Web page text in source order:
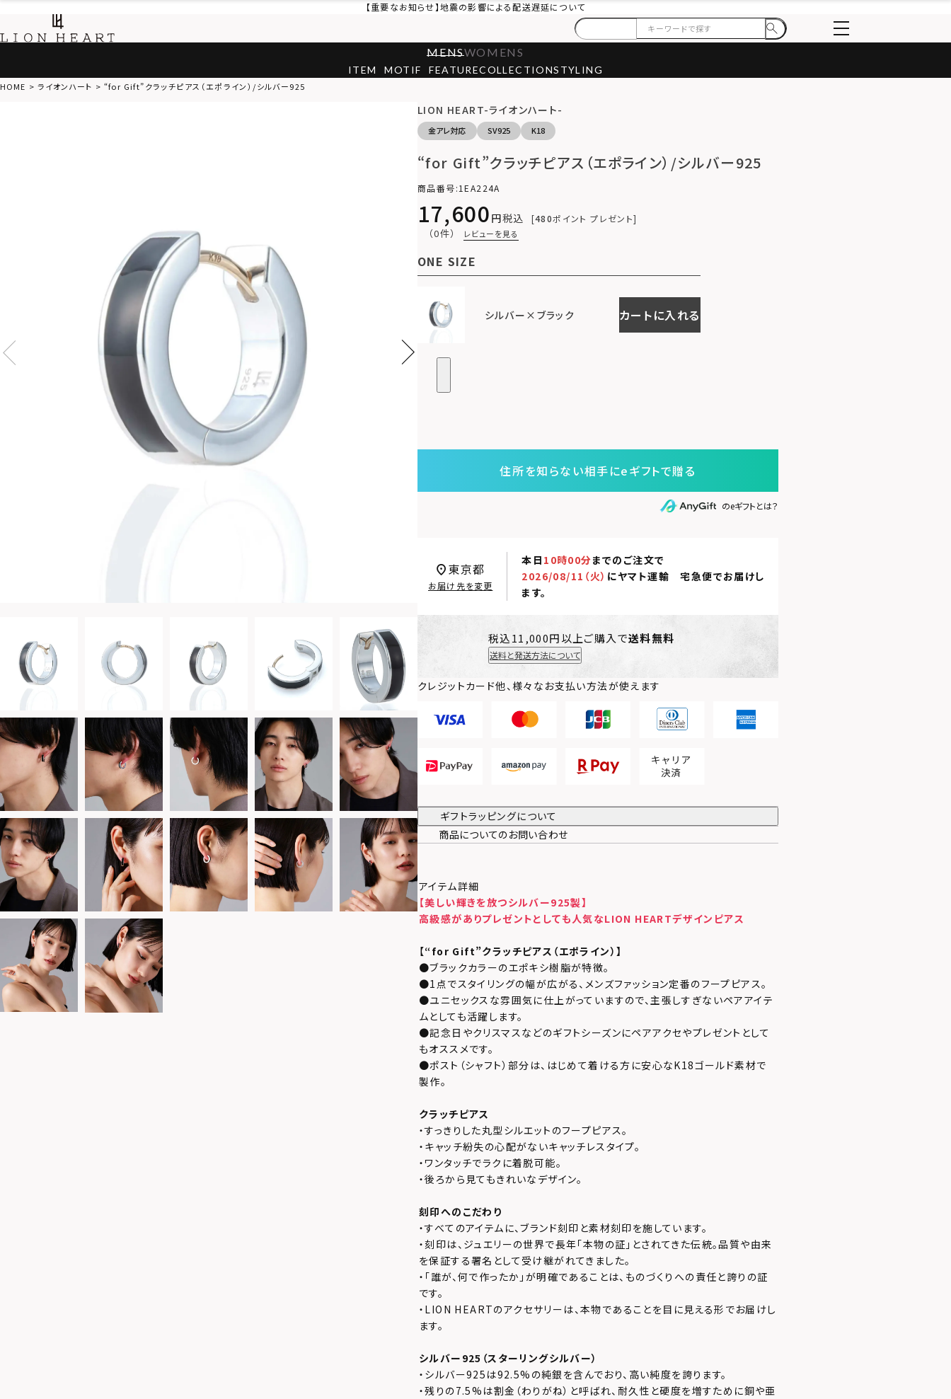
【重要なお知らせ】地震の影響による配送遅延について
MENSWOMENS
ITEM MOTIF FEATURECOLLECTIONSTYLING
HOME ライオンハート “for Gift”クラッチピアス（エポライン）/シルバー925
LION HEART-ライオンハート-
金アレ対応 SV925 K18
“for Gift”クラッチピアス（エポライン）/シルバー925
商品番号 1EA224A
17,600 税込 480ポイント プレゼント
（0件） レビューを見る
ONE SIZE
シルバー×ブラック カートに入れる
住所を知らない相手にeギフトで贈る
のeギフトとは？
本日 10時00分までのご注文で
2026/08/11（火） にヤマト運輸 宅急便でお届けし
ます。
東京都
お届け先を変更
税込11,000円以上ご購入で送料無料
送料と発送方法について
クレジットカード他、様々なお支払い方法が使えます
ギフトラッピングについて
商品についてのお問い合わせ
アイテム詳細
【美しい輝きを放つシルバー925製】
高級感がありプレゼントとしても人気なLION HEARTデザインピアス
【“for Gift”クラッチピアス （エポライン）】
●ブラックカラーのエポキシ樹脂が特徴。
●1点でスタイリングの幅が広がる、メンズファッション定番のフープピアス。
●ユニセックスな雰囲気に仕上がっていますので、主張しすぎないペアアイテ
ムとしても活躍します。
●記念日やクリスマスなどのギフトシーズンにペアアクセやプレゼントとして
もオススメです。
●ポスト（シャフト）部分は、はじめて着ける方に安心なK18ゴールド素材で
製作。
クラッチピアス
・すっきりした丸型シルエットのフープピアス。
・キャッチ紛失の心配がないキャッチレスタイプ。
・ワンタッチでラクに着脱可能。
・後ろから見てもきれいなデザイン。
刻印へのこだわり
・すべてのアイテムに、ブランド刻印と素材刻印を施しています。
・刻印は、ジュエリーの世界で長年「本物の証」とされてきた伝統。品質や由来
を保証する署名として受け継がれてきました。
・「誰が、何で作ったか」が明確であることは、ものづくりへの責任と誇りの証
です。
・LION HEARTのアクセサリーは、本物であることを目に見える形でお届けし
ます。
シルバー925（スターリングシルバー）
・シルバー925は92.5%の純銀を含んでおり、高い純度を誇ります。
・残りの7.5%は割金（わりがね）と呼ばれ、耐久性と硬度を増すために銅や亜